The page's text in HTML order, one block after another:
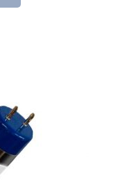
23,98 €.